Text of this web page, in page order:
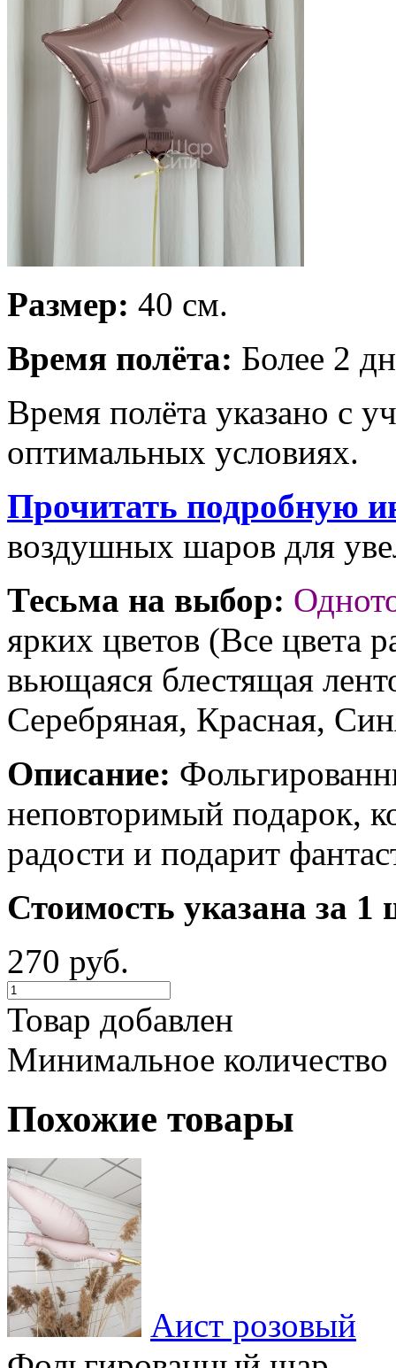
Размер: 40 см.
Время полёта: Более 2
Время полёта указано с
оптимальных условиях.
Прочитать подробную
воздушных шаров для
Тесьма на выбор:
ярких цветов (Все цвета
вьющаяся блестящая
Серебряная, Красная,
Описание:
неповторимый подарок,
радости и подарит
Стоимость указана за 1
270 руб.
Товар добавлен
Минимальное
Похожие товары
Аист розовый